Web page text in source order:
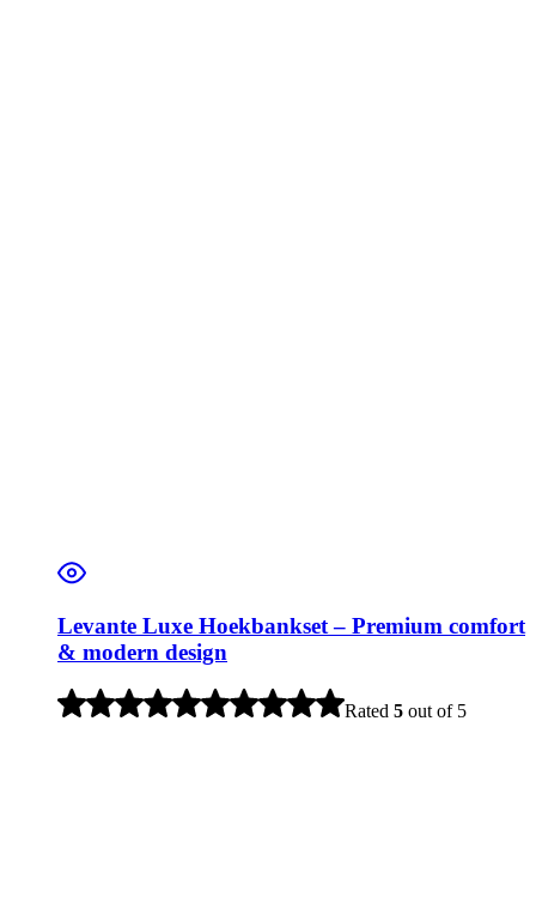
Levante Luxe Hoekbankset – Premium comfort
& modern design
Rated 5 out of 5